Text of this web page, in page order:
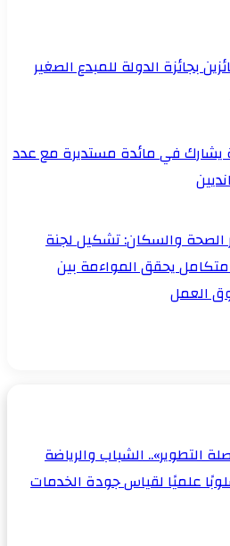
بجائزة الدولة للمبدع الصغير
يشارك في مائدة مستديرة مع عدد
الصحة والسكان: تشكيل لجنة
متكامل يحقق المواءمة بين
العمل
التطوير».. الشباب والرياضة
علميًا لقياس جودة الخدمات